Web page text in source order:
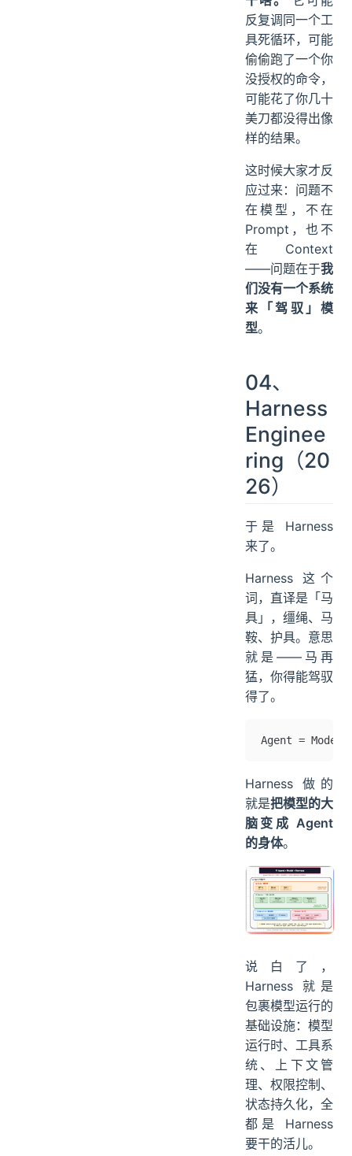
反复调同一个工
具死循环，可能
偷偷跑了一个你
没授权的命令，
可能花了你几十
美刀都没得出像
样的结果。
这时候大家才反
应过来：问题不
在模型，不在
Prompt，也不
在 Context
——问题在于我
们没有一个系统
来「驾驭」模
型。
04、
Harness
Enginee
ring（20
26）
于是 Harness
来了。
Harness 这个
词，直译是「马
具」，缰绳、马
鞍、护具。意思
就是——马再
猛，你得能驾驭
得了。
Agent = Model
Harness 做的
就是把模型的大
脑变成 Agent
的身体。
说白了，
Harness 就是
包裹模型运行的
基础设施：模型
运行时、工具系
统、上下文管
理、权限控制、
状态持久化，全
都是 Harness
要干的活儿。